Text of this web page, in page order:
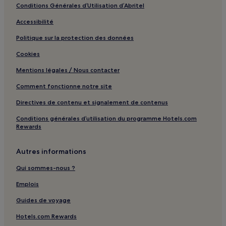
Raon-L'étape : hôtels
Kaysersberg : hôtels Hôtels avec parking
Kaysersberg : hôtels Hôtels acceptant les animaux de
Kaysersberg : hôtels Hôtels familiaux
Gérardmer : hôtels Hôtels avec parking
Pôle Nature Sports : hôtels à proximité
Alsace-Lorraine : hôtels Hôtels avec parking
Alsace-Lorraine : hôtels Hôtels avec Wi-Fi
Saint-Dié-Des-Vosges : hôtels
Région de Rambervillers : hôtels
Massif des Vosges : hôtels Hôtels avec parking
Conditions Générales d’Utilisation d’Abritel
Accessibilité
Politique sur la protection des données
Cookies
Mentions légales / Nous contacter
Comment fonctionne notre site
Directives de contenu et signalement de contenus
Conditions générales d’utilisation du programme Hotels.com
Rewards
Autres informations
Qui sommes-nous ?
Emplois
Guides de voyage
Hotels.com Rewards